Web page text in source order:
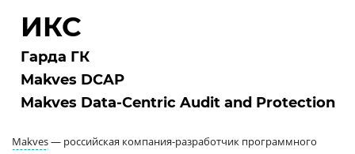
ИКС
Гарда ГК
Makves DCAP
Makves Data-Centric Audit and Protection
Makves— российская компания-разработчик программного